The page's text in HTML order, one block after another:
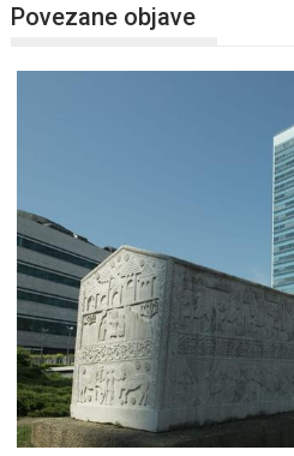
Povezane objave